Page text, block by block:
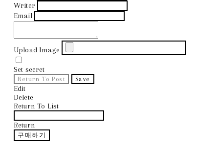
Writer
Email
Upload Image
Set secret
Return To Post Save
Edit
Delete
Return To List
Return
구매하기